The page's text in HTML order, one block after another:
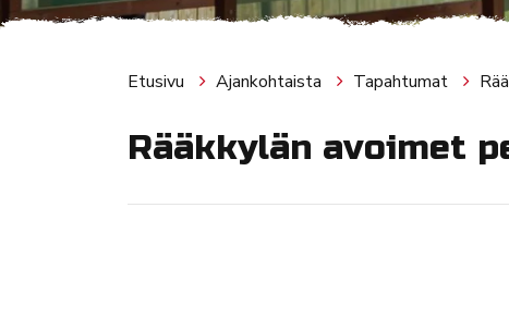
Etusivu Ajankohtaista Tapahtumat
Rääkkylän avoimet